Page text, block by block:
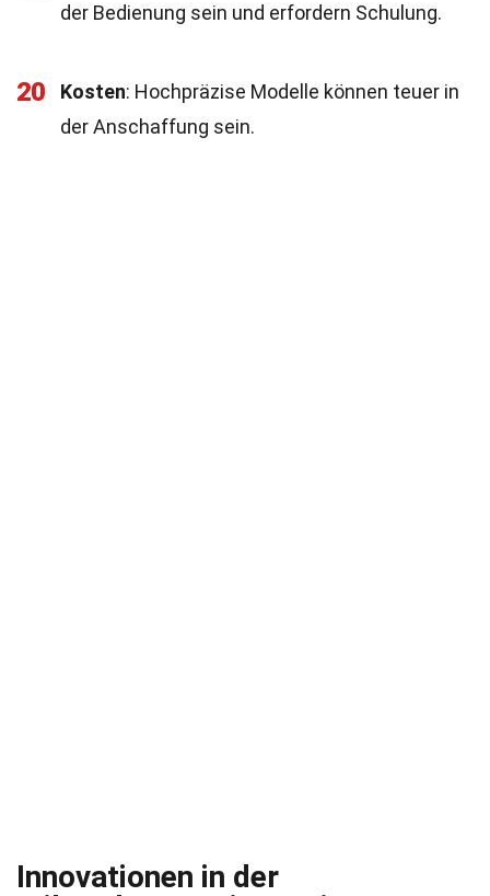
der Bedienung sein und erfordern Schulung.
20 Kosten: Hochpräzise Modelle können teuer in
der Anschaffung sein.
Innovationen in der